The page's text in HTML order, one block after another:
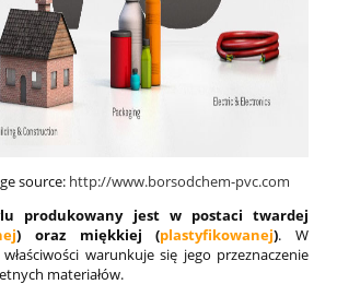
source: http://www.borsodchem-pvc.com
produkowany jest w postaci twardej
) oraz miękkiej (plastyfikowanej). W
warunkuje się jego przeznaczenie
materiałów.